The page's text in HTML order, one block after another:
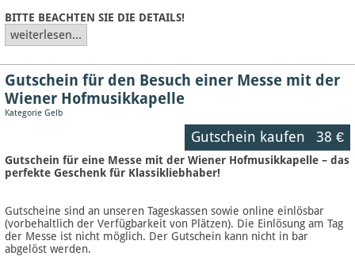
BITTE BEACHTEN SIE DIE DETAILS!
weiterlesen...
Gutschein für den Besuch einer Messe mit der
Wiener Hofmusikkapelle
Kategorie Gelb
Gutschein kaufen 38 €
Gutschein für eine Messe mit der Wiener Hofmusikkapelle – das
perfekte Geschenk für Klassikliebhaber!
Gutscheine sind an unseren Tageskassen sowie online einlösbar
(vorbehaltlich der Verfügbarkeit von Plätzen). Die Einlösung am Tag
der Messe ist nicht möglich. Der Gutschein kann nicht in bar
abgelöst werden.